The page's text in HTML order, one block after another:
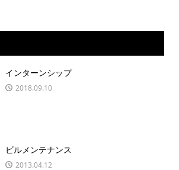
インターンシップ
2018.09.10
ビルメンテナンス
2013.04.12